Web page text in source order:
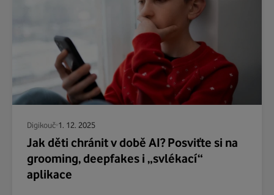
Digikouč 1. 12. 2025
Jak děti chránit v době AI? Posviťte si na
grooming, deepfakes i „svlékací“
aplikace